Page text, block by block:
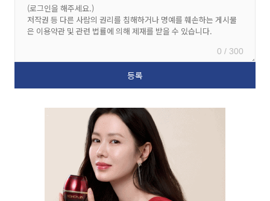
0 / 300